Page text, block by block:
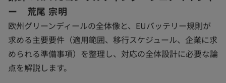
ー 荒尾 宗明
欧州グリーンディールの全体像と、EUバッテリー規則が
求める主要要件（適用範囲、移行スケジュール、企業に求
められる準備事項）を整理し、対応の全体設計に必要な論
点を解説します。